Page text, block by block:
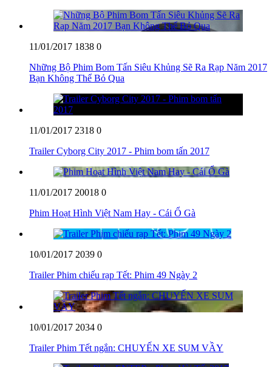
11/01/2017 1838 0
Những Bộ Phim Bom Tấn Siêu Khủng Sẽ Ra Rạp Năm 2017
Bạn Không Thể Bỏ Qua
11/01/2017 2318 0
Trailer Cyborg City 2017 - Phim bom tấn 2017
11/01/2017 20018 0
Phim Hoạt Hình Việt Nam Hay - Cái Ổ Gà
10/01/2017 2039 0
Trailer Phim chiếu rạp Tết: Phim 49 Ngày 2
10/01/2017 2034 0
Trailer Phim Tết ngắn: CHUYẾN XE SUM VẦY